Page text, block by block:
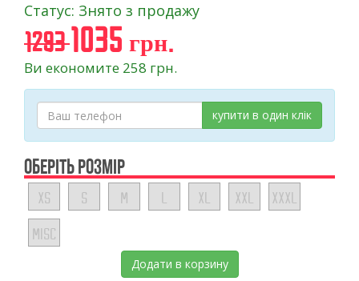
Статус: Знято з продажу
12931035 грн.
Ви економите 258 грн.
купити в один клік
ОБЕРІТЬ РОЗМІР
XS S M L XL XXL XXXL
MISC
Додати в корзину